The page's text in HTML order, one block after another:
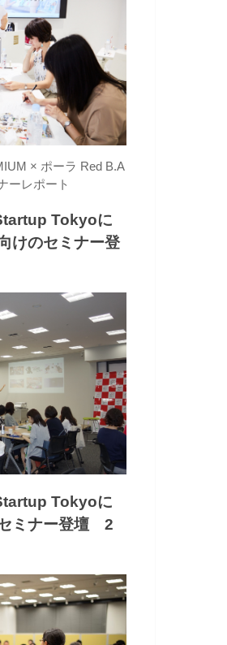
× ポーラ Red B.A
ーレポート
Tokyoに
けのセミナー登
Tokyoに
ミナー登壇 2